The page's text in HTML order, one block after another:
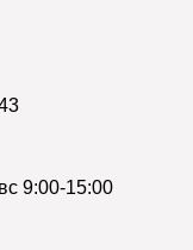
9:00-15:00